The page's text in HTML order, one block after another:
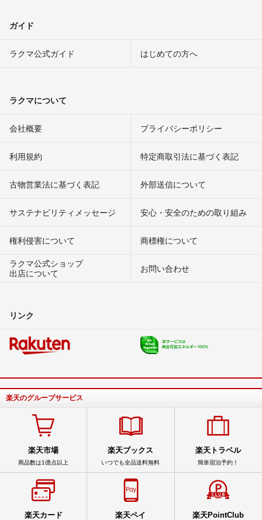
ガイド
ラクマ公式ガイド はじめての方へ
ラクマについて
会社概要 プライバシーポリシー
利用規約 特定商取引法に基づく表記
古物営業法に基づく表記 外部送信について
サステナビリティメッセージ 安心・安全のための取り組み
権利侵害について
商標権について
ラクマ公式ショップ
出店について
お問い合わせ
リンク
楽天のグループサービス
楽天市場
商品数は1億点以上
楽天ブックス
いつでも全品送料無料
楽天トラベル
簡単宿泊予約！
楽天カード 楽天ペイ 楽天PointClub